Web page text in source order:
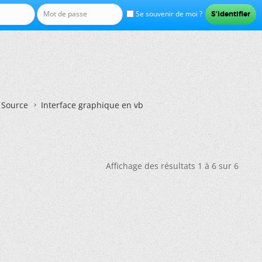
Se souvenir de moi ?
Interface graphique en vb
Affichage des résultats 1 à 6 sur 6